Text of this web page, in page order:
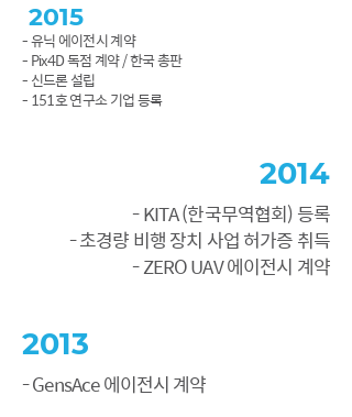
2015
- 유닉 에이전시 계약
- Pix4D 독점 계약 / 한국 총판
- 신드론 설립
- 151호 연구소 기업 등록
2014
- KITA (한국무역협회) 등록
- 초경량 비행 장치 사업 허가증 취득
- ZERO UAV 에이전시 계약
2013
- GensAce 에이전시 계약